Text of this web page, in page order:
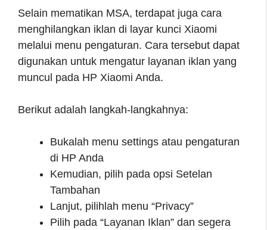
Selain mematikan MSA, terdapat juga cara
menghilangkan iklan di layar kunci Xiaomi
melalui menu pengaturan. Cara tersebut dapat
digunakan untuk mengatur layanan iklan yang
muncul pada HP Xiaomi Anda.
Berikut adalah langkah-langkahnya:
Bukalah menu settings atau pengaturan
di HP Anda
Kemudian, pilih pada opsi Setelan
Tambahan
Lanjut, pilihlah menu “Privacy”
Pilih pada “Layanan Iklan” dan segera